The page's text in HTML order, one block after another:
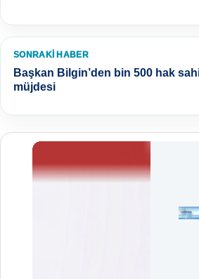
SONRAKI HABER
Başkan Bilgin’den bin 500 hak
müjdesi